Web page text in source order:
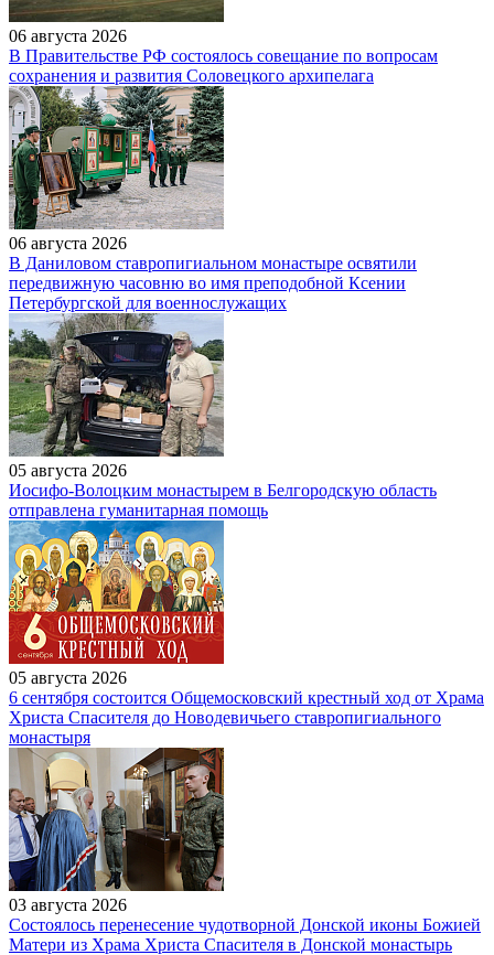
06 августа 2026
В Правительстве РФ состоялось совещание по вопросам
сохранения и развития Соловецкого архипелага
06 августа 2026
В Даниловом ставропигиальном монастыре освятили
передвижную часовню во имя преподобной Ксении
Петербургской для военнослужащих
05 августа 2026
Иосифо-Волоцким монастырем в Белгородскую область
отправлена гуманитарная помощь
05 августа 2026
6 сентября состоится Общемосковский крестный ход от Храма
Христа Спасителя до Новодевичьего ставропигиального
монастыря
03 августа 2026
Состоялось перенесение чудотворной Донской иконы Божией
Матери из Храма Христа Спасителя в Донской монастырь